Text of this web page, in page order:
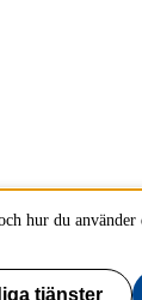
hur du använder
tjänster